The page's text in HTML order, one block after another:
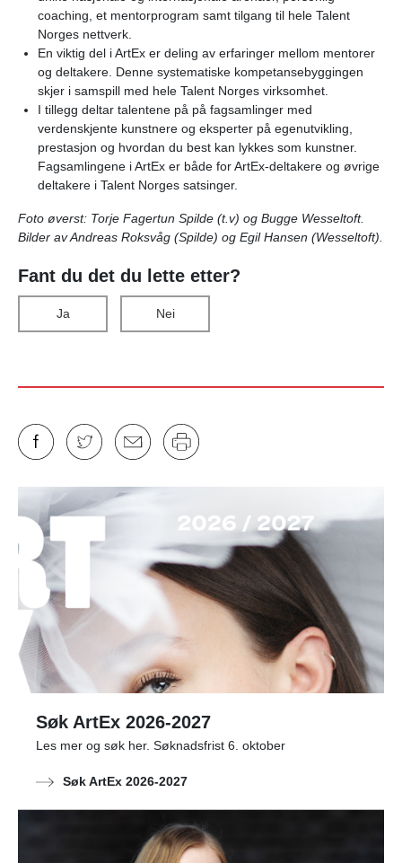
coaching, et mentorprogram samt tilgang til hele Talent
Norges nettverk.
En viktig del i ArtEx er deling av erfaringer mellom mentorer
og deltakere. Denne systematiske kompetansebyggingen
skjer i samspill med hele Talent Norges virksomhet.
I tillegg deltar talentene på på fagsamlinger med
verdenskjente kunstnere og eksperter på egenutvikling,
prestasjon og hvordan du best kan lykkes som kunstner.
Fagsamlingene i ArtEx er både for ArtEx-deltakere og øvrige
deltakere i Talent Norges satsinger.
Foto øverst: Torje Fagertun Spilde (t.v) og Bugge Wesseltoft.
Bilder av Andreas Roksvåg (Spilde) og Egil Hansen (Wesseltoft).
Fant du det du lette etter?
Ja Nei
Søk ArtEx 2026-2027
Les mer og søk her. Søknadsfrist 6. oktober
Søk ArtEx 2026-2027